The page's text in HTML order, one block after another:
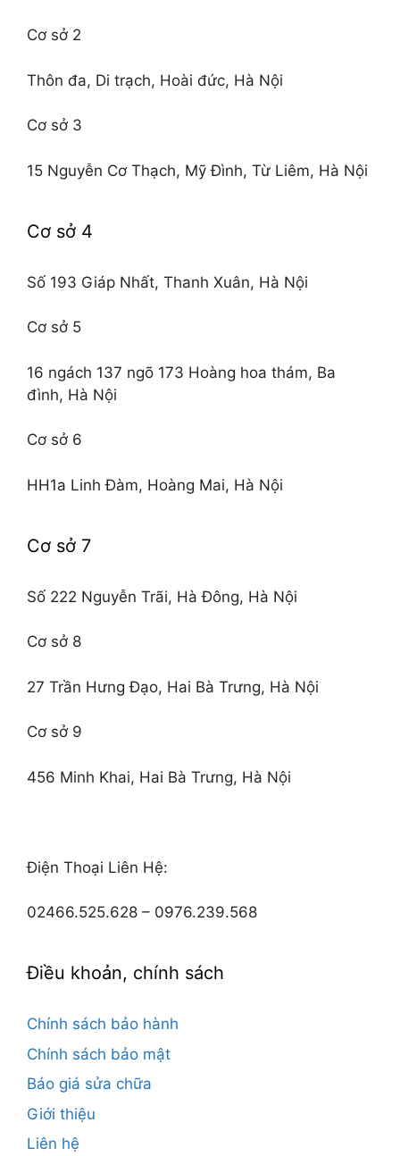
Cơ sở 2
Thôn đa, Di trạch, Hoài đức, Hà Nội
Cơ sở 3
15 Nguyễn Cơ Thạch, Mỹ Đình, Từ Liêm, Hà Nội
Cơ sở 4
Số 193 Giáp Nhất, Thanh Xuân, Hà Nội
Cơ sở 5
16 ngách 137 ngõ 173 Hoàng hoa thám, Ba
đình, Hà Nội
Cơ sở 6
HH1a Linh Đàm, Hoàng Mai, Hà Nội
Cơ sở 7
Số 222 Nguyễn Trãi, Hà Đông, Hà Nội
Cơ sở 8
27 Trần Hưng Đạo, Hai Bà Trưng, Hà Nội
Cơ sở 9
456 Minh Khai, Hai Bà Trưng, Hà Nội
Điện Thoại Liên Hệ:
02466.525.628 – 0976.239.568
Điều khoản, chính sách
Chính sách bảo hành
Chính sách bảo mật
Báo giá sửa chữa
Giới thiệu
Liên hệ